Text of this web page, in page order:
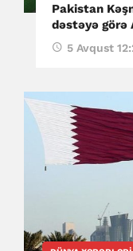
Pakistan
dəstəyə görə
5 Avqust